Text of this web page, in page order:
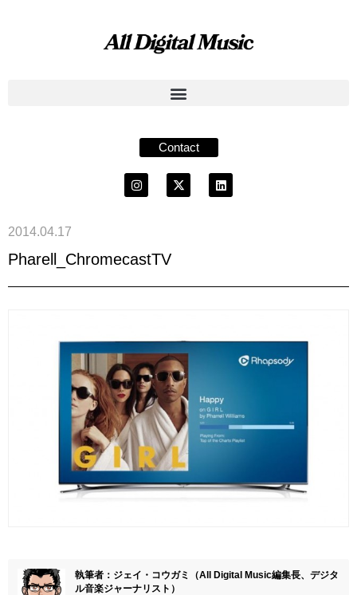
Contact
2014.04.17
Pharell_ChromecastTV
執筆者：ジェイ・コウガミ（All Digital Music編集長、デジタ
ル音楽ジャーナリスト）